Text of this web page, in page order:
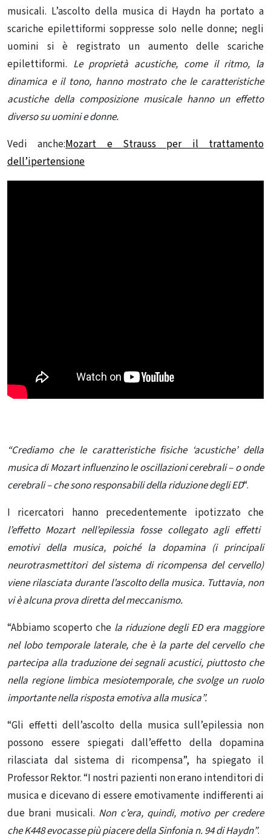
musicali. L’ascolto della musica di Haydn ha portato a
scariche epilettiformi soppresse solo nelle donne; negli
uomini si è registrato un aumento delle scariche
epilettiformi. Le proprietà acustiche, come il ritmo, la
dinamica e il tono, hanno mostrato che le caratteristiche
acustiche della composizione musicale hanno un effetto
diverso su uomini e donne.
Vedi anche:Mozart e Strauss per il trattamento
dell’ipertensione
“Crediamo che le caratteristiche fisiche ‘acustiche’ della
musica di Mozart influenzino le oscillazioni cerebrali – o onde
cerebrali – che sono responsabili della riduzione degli ED“.
I ricercatori hanno precedentemente ipotizzato che
l’effetto Mozart nell’epilessia fosse collegato agli effetti
emotivi della musica, poiché la dopamina (i principali
neurotrasmettitori del sistema di ricompensa del cervello)
viene rilasciata durante l’ascolto della musica. Tuttavia, non
vi è alcuna prova diretta del meccanismo.
“Abbiamo scoperto che la riduzione degli ED era maggiore
nel lobo temporale laterale, che è la parte del cervello che
partecipa alla traduzione dei segnali acustici, piuttosto che
nella regione limbica mesiotemporale, che svolge un ruolo
importante nella risposta emotiva alla musica”.
“Gli effetti dell’ascolto della musica sull’epilessia non
possono essere spiegati dall’effetto della dopamina
rilasciata dal sistema di ricompensa”, ha spiegato il
Professor Rektor. “I nostri pazienti non erano intenditori di
musica e dicevano di essere emotivamente indifferenti ai
due brani musicali. Non c’era, quindi, motivo per credere
che K448 evocasse più piacere della Sinfonia n. 94 di Haydn”.